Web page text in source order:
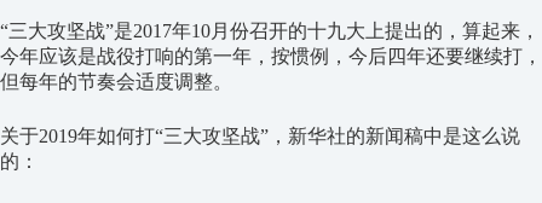
“三大攻坚战”是2017年10月份召开的十九大上提出的，算起来，
今年应该是战役打响的第一年，按惯例，今后四年还要继续打，
但每年的节奏会适度调整。
关于2019年如何打“三大攻坚战”，新华社的新闻稿中是这么说
的：